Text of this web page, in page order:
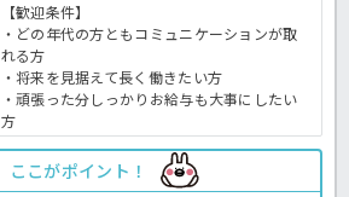
【歓迎条件】
・どの年代の方ともコミュニケーションが取
れる方
・将来を見据えて長く働きたい方
・頑張った分しっかりお給与も大事にしたい
方
ここがポイント！